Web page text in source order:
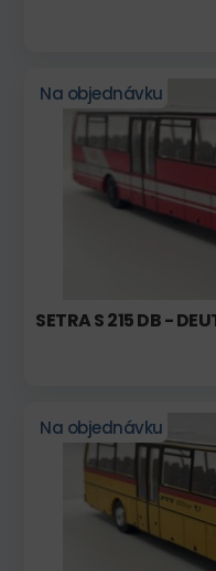
Na objednávku
SETRA S 215 DB -
Na objednávku